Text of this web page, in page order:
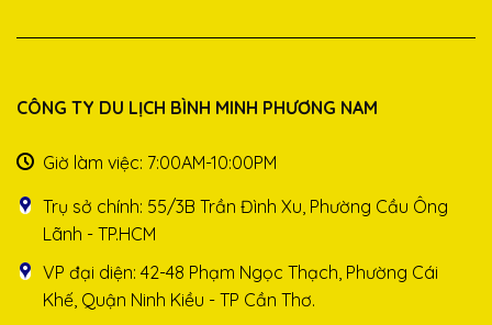
CÔNG TY DU LỊCH BÌNH MINH PHƯƠNG NAM
Giờ làm việc: 7:00AM-10:00PM
Trụ sở chính: 55/3B Trần Đình Xu, Phường Cầu Ông
Lãnh - TP.HCM
VP đại diện: 42-48 Phạm Ngọc Thạch, Phường Cái
Khế, Quận Ninh Kiều - TP Cần Thơ.